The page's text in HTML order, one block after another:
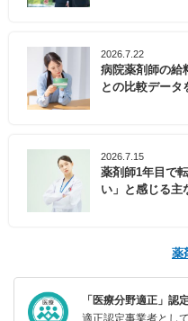
2026.7.22
病院薬剤師の給
との比較データ
2026.7.15
薬剤師1年目で
い」と感じる主
薬
「医療分野適正」認
適正認定事業者とし